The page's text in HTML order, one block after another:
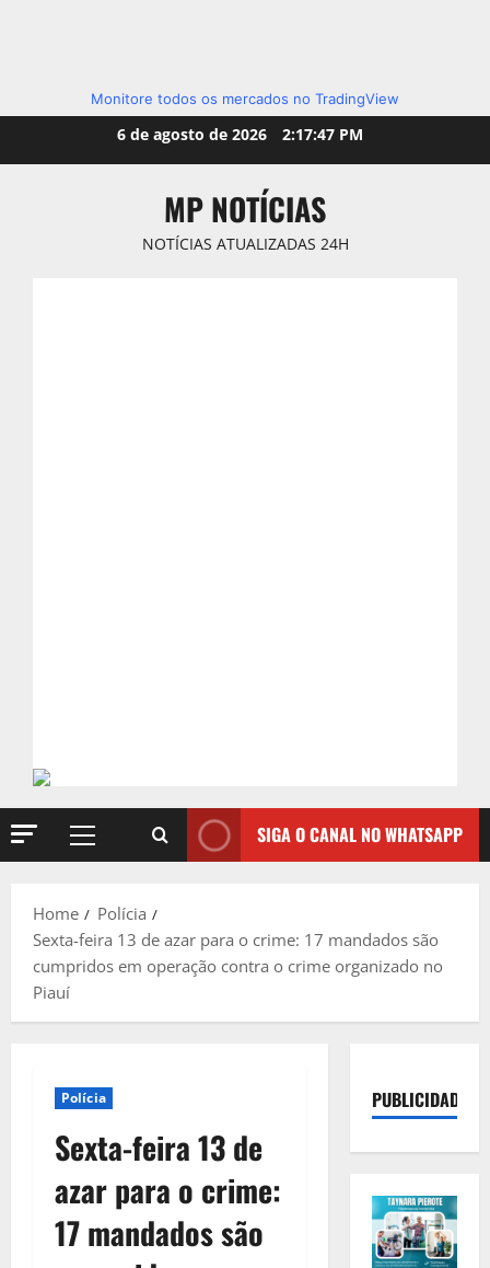
Monitore todos os mercados no TradingView
6 de agosto de 2026 2:17:49 PM
MP NOTÍCIAS
NOTÍCIAS ATUALIZADAS 24H
Primary
SIGA O CANAL NO WHATSAPP
Home
Polícia
Sexta-feira 13 de azar para o crime: 17 mandados são
cumpridos em operação contra o crime organizado no
Piauí
Polícia
Sexta-feira 13 de
azar para o crime:
17 mandados são
PUBLICIDADE